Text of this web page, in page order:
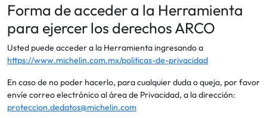
Forma de acceder a la Herramienta
para ejercer los derechos ARCO
Usted puede acceder a la Herramienta ingresando a
https://www.michelin.com.mx/politicas-de-privacidad
En caso de no poder hacerlo, para cualquier duda o queja, por favor
envíe correo electrónico al área de Privacidad, a la dirección:
proteccion.dedatos@michelin.com